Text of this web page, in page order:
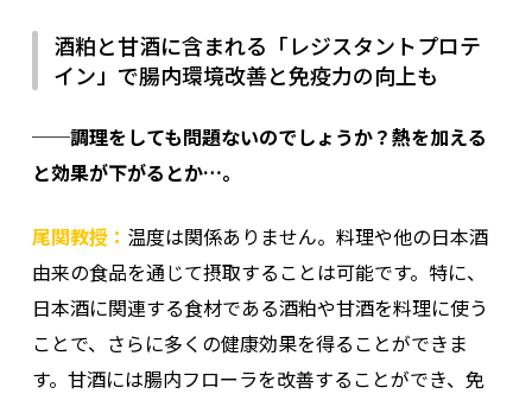
酒粕と甘酒に含まれる「レジスタントプロテ
イン」で腸内環境改善と免疫力の向上も
──調理をしても問題ないのでしょうか？熱を加える
と効果が下がるとか…。
尾関教授： 温度は関係ありません。料理や他の日本酒
由来の食品を通じて摂取することは可能です。特に、
日本酒に関連する食材である酒粕や甘酒を料理に使う
ことで、さらに多くの健康効果を得ることができま
す。甘酒には腸内フローラを改善することができ、免